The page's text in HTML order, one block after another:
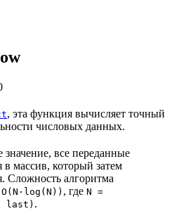
, эта функция вычисляет точный
числовых данных.
все переданные
в массив, который затем
Сложность алгоритма
O(N·log(N)) , где N =
last) .